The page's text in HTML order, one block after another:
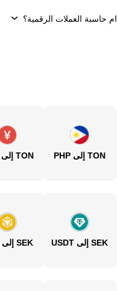
TON إلى PHP TON إلى CNY
SEK إلى USDT SEK إلى BNB